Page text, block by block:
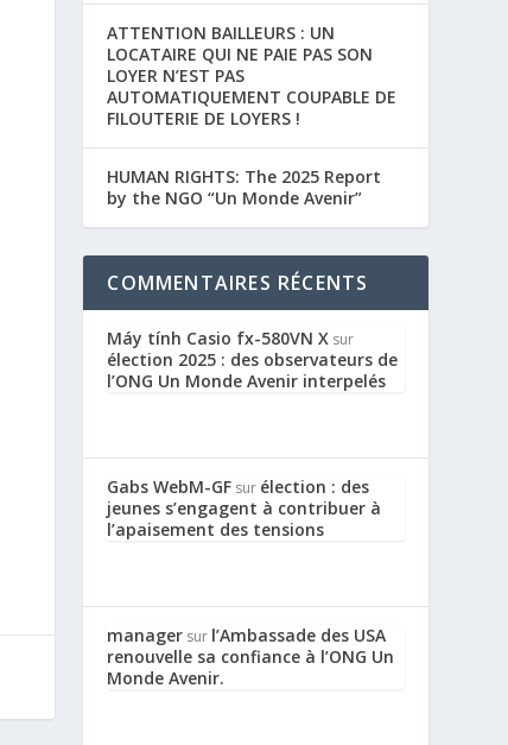
ATTENTION BAILLEURS : UN
LOCATAIRE QUI NE PAIE PAS SON
LOYER N’EST PAS
AUTOMATIQUEMENT COUPABLE DE
FILOUTERIE DE LOYERS !
HUMAN RIGHTS: The 2025 Report
by the NGO “Un Monde Avenir”
COMMENTAIRES RÉCENTS
Máy tính Casio fx-580VN X sur
élection 2025 : des observateurs de
l’ONG Un Monde Avenir interpelés
Gabs WebM-GF sur élection : des
jeunes s’engagent à contribuer à
l’apaisement des tensions
manager sur l’Ambassade des USA
renouvelle sa confiance à l’ONG Un
Monde Avenir.